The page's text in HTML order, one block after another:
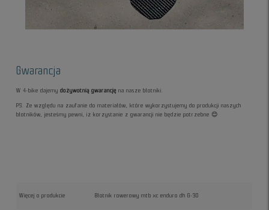
Gwarancja
W 4-bike dajemydożywotnią gwarancję na nasze błotniki.
PS. Ze względu na zaufanie do materiałów, które wykorzystujemy do produkcji naszych
błotników, jesteśmy pewni, iż korzystanie z gwarancji nie będzie potrzebne 😊
Więcej o produkcie Błotnik rowerowy mtb xc enduro dh G-30